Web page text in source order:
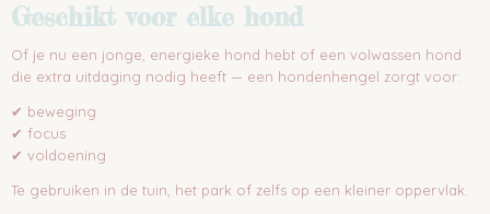
Geschikt voor elke hond
Of je nu een jonge, energieke hond hebt of een volwassen hond
die extra uitdaging nodig heeft — een hondenhengel zorgt voor:
✔ beweging
✔ focus
✔ voldoening
Te gebruiken in de tuin, het park of zelfs op een kleiner oppervlak.